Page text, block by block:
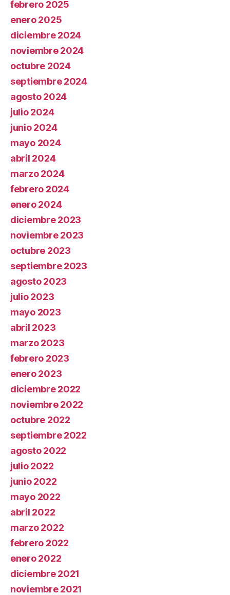
febrero 2025
enero 2025
diciembre 2024
noviembre 2024
octubre 2024
septiembre 2024
agosto 2024
julio 2024
junio 2024
mayo 2024
abril 2024
marzo 2024
febrero 2024
enero 2024
diciembre 2023
noviembre 2023
octubre 2023
septiembre 2023
agosto 2023
julio 2023
mayo 2023
abril 2023
marzo 2023
febrero 2023
enero 2023
diciembre 2022
noviembre 2022
octubre 2022
septiembre 2022
agosto 2022
julio 2022
junio 2022
mayo 2022
abril 2022
marzo 2022
febrero 2022
enero 2022
diciembre 2021
noviembre 2021